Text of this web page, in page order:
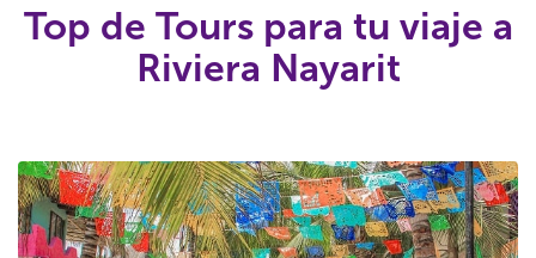
Top de Tours para tu viaje a
Riviera Nayarit